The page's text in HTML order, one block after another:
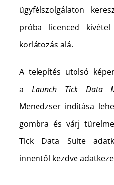
ügyfélszolgálaton
próba licenced
korlátozás alá.
A telepítés utolsó
a Launch Tick Data
Menedzser indítása
gombra és várj
Tick Data Suite
innentől kezdve